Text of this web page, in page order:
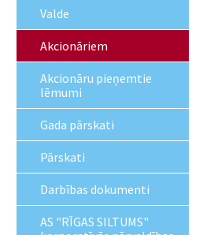
Valde
Akcionāriem
Akcionāru pieņemtie
lēmumi
Gada pārskati
Pārskati
Darbības dokumenti
AS "RĪGAS SILTUMS"